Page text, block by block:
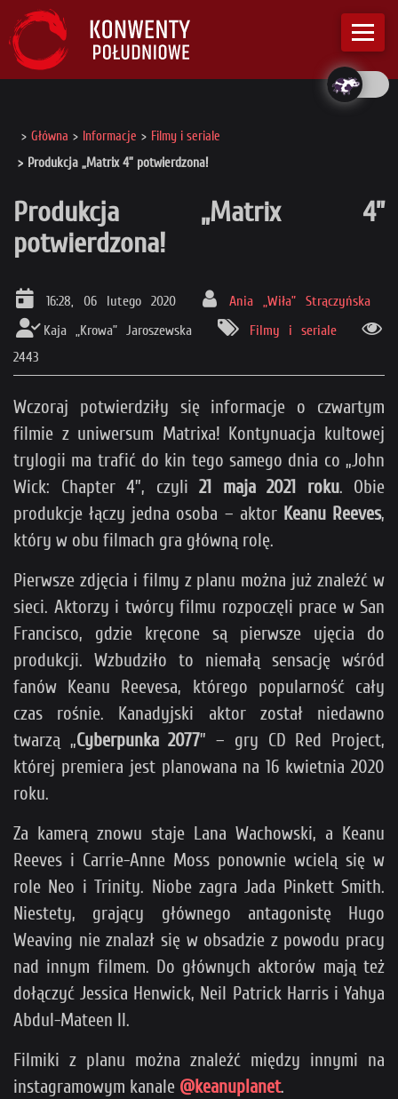
Główna Informacje
Filmy i seriale
Produkcja „Matrix 4” potwierdzona!
Produkcja „Matrix 4”
potwierdzona!
16:28, 06 lutego 2020
Ania „Wiła” Strączyńska
Kaja „Krowa” Jaroszewska
Filmy i seriale
2443
Wczoraj potwierdziły się informacje o czwartym
filmie z uniwersum Matrixa! Kontynuacja kultowej
trylogii ma trafić do kin tego samego dnia co „John
Wick: Chapter 4”, czyli 21 maja 2021 roku. Obie
produkcje łączy jedna osoba – aktor Keanu Reeves,
który w obu filmach gra główną rolę.
Pierwsze zdjęcia i filmy z planu można już znaleźć w
sieci. Aktorzy i twórcy filmu rozpoczęli prace w San
Francisco, gdzie kręcone są pierwsze ujęcia do
produkcji. Wzbudziło to niemałą sensację wśród
fanów Keanu Reevesa, którego popularność cały
czas rośnie. Kanadyjski aktor został niedawno
twarzą „Cyberpunka 2077” – gry CD Red Project,
której premiera jest planowana na 16 kwietnia 2020
roku.
Za kamerą znowu staje Lana Wachowski, a Keanu
Reeves i Carrie-Anne Moss ponownie wcielą się w
role Neo i Trinity. Niobe zagra Jada Pinkett Smith.
Niestety, grający głównego antagonistę Hugo
Weaving nie znalazł się w obsadzie z powodu pracy
nad innym filmem. Do głównych aktorów mają też
dołączyć Jessica Henwick, Neil Patrick Harris i Yahya
Abdul-Mateen II.
Filmiki z planu można znaleźć między innymi na
instagramowym kanale @keanuplanet.